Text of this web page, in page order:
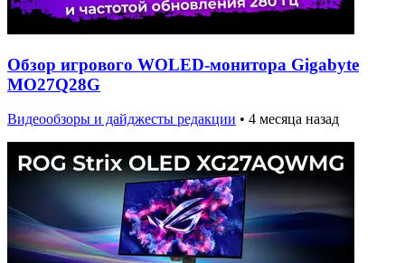
Обзор игрового WOLED-монитора Gigabyte
MO27Q28G
Видеообзоры и дайджесты редакции • 4 месяца назад